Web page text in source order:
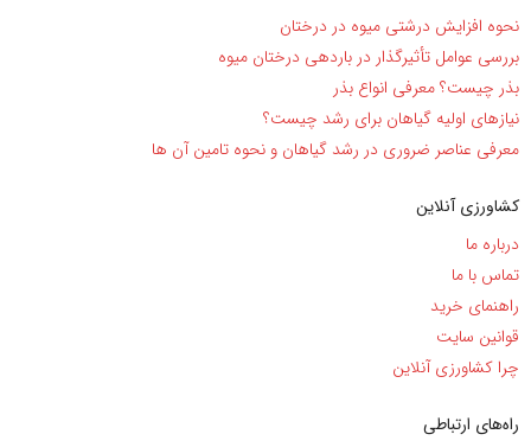
نحوه افزایش درشتی میوه در درختان
بررسی عوامل تأثیرگذار در باردهی درختان میوه
بذر چیست؟ معرفی انواع بذر
نیاز‌های اولیه گیاهان برای رشد چیست؟
معرفی عناصر ضروری در رشد گیاهان و نحوه تامین آن ها
کشاورزی آنلاین
درباره ما
تماس با ما
راهنمای خرید
قوانین سایت
چرا کشاورزی آنلاین
راه‌های ارتباطی